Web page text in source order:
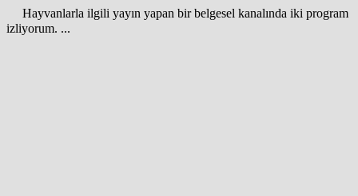
Hayvanlarla ilgili yayın yapan bir belgesel kanalında iki program
izliyorum. ...